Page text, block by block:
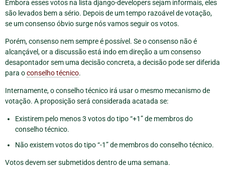
Embora esses votos na lista django-developers sejam informais, eles
são levados bem a sério. Depois de um tempo razoável de votação,
se um consenso óbvio surge nós vamos seguir os votos.
Porém, consenso nem sempre é possível. Se o consenso não é
alcançável, or a discussão está indo em direção a um consenso
desapontador sem uma decisão concreta, a decisão pode ser diferida
para oconselho técnico.
Internamente, o conselho técnico irá usar o mesmo mecanismo de
votação. A proposição será considerada acatada se:
Existirem pelo menos 3 votos do tipo “+1” de membros do
conselho técnico.
Não existem votos do tipo “-1” de membros do conselho técnico.
Votos devem ser submetidos dentro de uma semana.